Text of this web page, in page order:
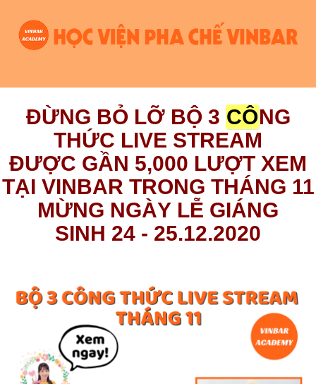
ĐỪNG BỎ LỠ BỘ 3 CÔNG
THỨC LIVE STREAM
ĐƯỢC GẦN 5,000 LƯỢT XEM
TẠI VINBAR TRONG THÁNG 11
MỪNG NGÀY LỄ GIÁNG
SINH 24 - 25.12.2020